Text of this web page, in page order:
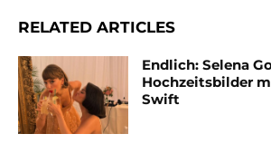
RELATED ARTICLES
Endlich: Selena
Hochzeitsbilder
Swift